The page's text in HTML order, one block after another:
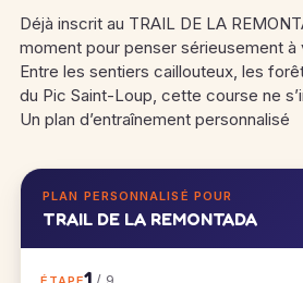
Déjà inscrit au TRAIL DE LA
moment pour penser sérieusement à
Entre les sentiers caillouteux, les
du Pic Saint-Loup, cette course ne
Un plan d’entraînement personnalisé
PLAN PERSONNALISÉ POUR
TRAIL DE LA REMONTADA
1